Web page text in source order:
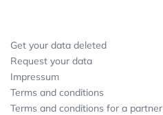
Get your data deleted
Request your data
Impressum
Terms and conditions
Terms and conditions for a partner